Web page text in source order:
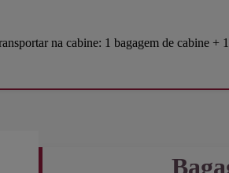
na cabine: 1 bagagem de cabine +